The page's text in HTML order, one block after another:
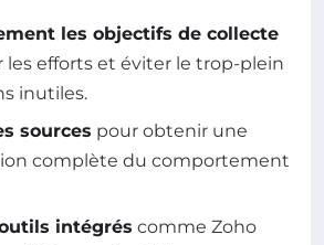
les objectifs de collecte
les efforts et éviter le trop-plein
inutiles.
sources pour obtenir une
complète du comportement
intégrés comme Zoho